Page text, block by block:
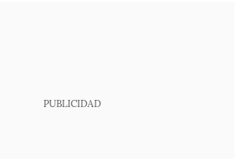
PUBLICIDAD